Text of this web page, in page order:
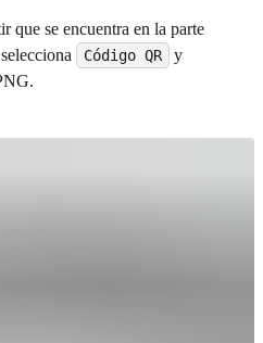
que se encuentra en la parte
Código QR
y